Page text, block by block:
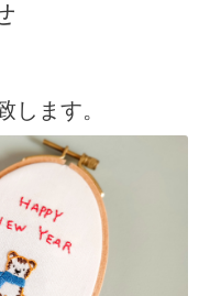
します。